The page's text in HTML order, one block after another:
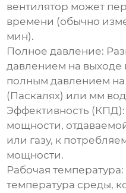
вентилятор может
времени (обычно
мин).
Полное давление:
давлением на выходе
полным давлением на
(Паскалях) или мм
Эффективность (КПД):
мощности,
или газу, к
мощности.
Рабочая температура:
температура среды,